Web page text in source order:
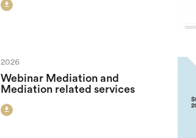

2026
Webinar Mediation and
Mediation related services
